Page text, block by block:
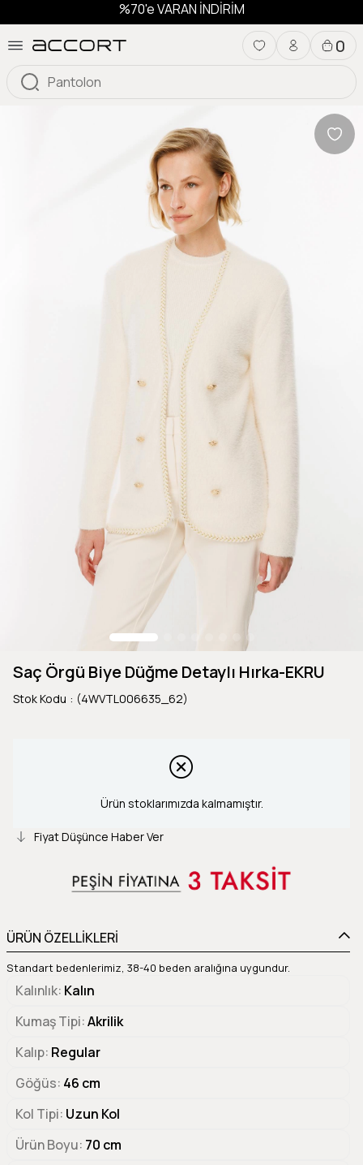
%70'e VARAN İNDİRİM
0
Saç Örgü Biye Düğme Detaylı Hırka-EKRU
Stok Kodu (4WVTL006635_62)
Ürün stoklarımızda kalmamıştır.
Fiyat Düşünce Haber Ver
ÜRÜN ÖZELLİKLERİ
Standart bedenlerimiz, 38-40 beden aralığına uygundur.
Kalınlık Kalın
Kumaş Tipi Akrilik
Kalıp Regular
Göğüs 46 cm
Kol Tipi Uzun Kol
Ürün Boyu 70 cm